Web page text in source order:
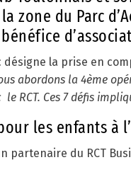
zone du Parc
la prise en
abordons la 4ème
RCT. Ces 7 défis
les enfants à
partenaire du RCT